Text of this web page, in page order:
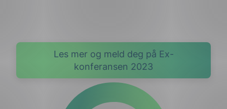
Les mer og meld deg på Ex-
konferansen 2023